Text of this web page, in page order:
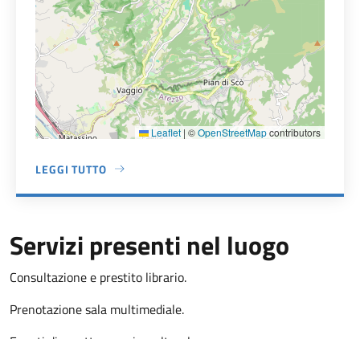
Leaflet | ©OpenStreetMapcontributors
LEGGI TUTTO
A PROPOSITO DI BIBLIOTECA COMUNALE
Servizi presenti nel luogo
Consultazione e prestito librario.
Prenotazione sala multimediale.